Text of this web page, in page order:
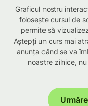
Graficul nostru
folosește cursul de
permite să
Aștepți un curs mai
anunța când se va
noastre zilnice,